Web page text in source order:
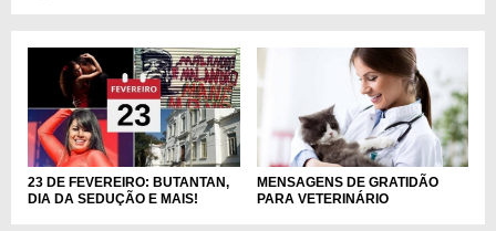
23 DE FEVEREIRO: BUTANTAN,
DIA DA SEDUÇÃO E MAIS!
MENSAGENS DE GRATIDÃO
PARA VETERINÁRIO